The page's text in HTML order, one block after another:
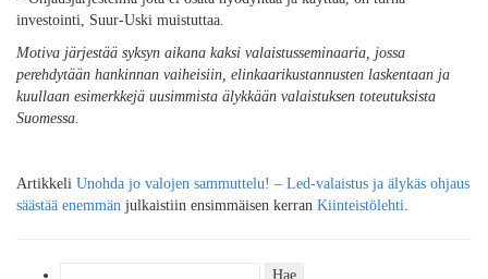
investointi, Suur-Uski muistuttaa.
Motiva järjestää syksyn aikana kaksi valaistusseminaaria, jossa
perehdytään hankinnan vaiheisiin, elinkaarikustannusten laskentaan ja
kuullaan esimerkkejä uusimmista älykkään valaistuksen toteutuksista
Suomessa.
Artikkeli Unohda jo valojen sammuttelu! – Led-valaistus ja älykäs ohjaus
säästää enemmän julkaistiin ensimmäisen kerran Kiinteistölehti.